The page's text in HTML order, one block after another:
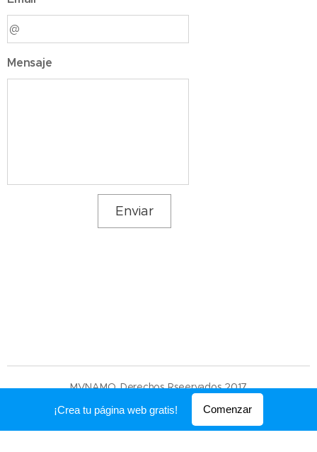
Mensaje
Enviar
MVNAMO. Derechos Rseervados 2017
Creado conWebnode
¡Crea tu página web gratis! Comenzar